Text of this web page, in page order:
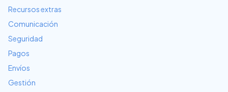
Recursos extras
Comunicación
Seguridad
Pagos
Envíos
Gestión